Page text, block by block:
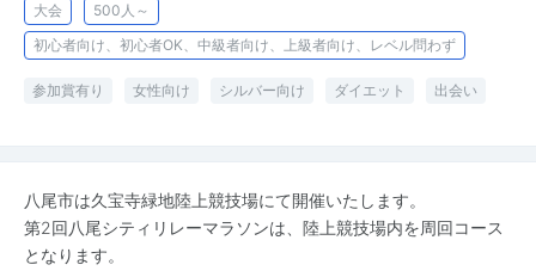
大会
500人～
初心者向け、初心者OK、中級者向け、上級者向け、レベル問わず
参加賞有り 女性向け シルバー向け ダイエット 出会い
八尾市は久宝寺緑地陸上競技場にて開催いたします。
第2回八尾シティリレーマラソンは、陸上競技場内を周回コース
となります。